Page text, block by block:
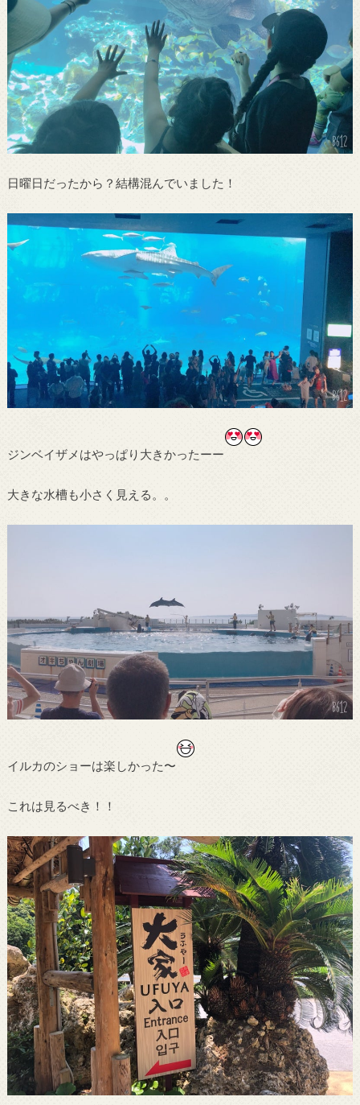
日曜日だったから？結構混んでいました！
ジンベイザメはやっぱり大きかったーー
大きな水槽も小さく見える。。
イルカのショーは楽しかった〜
これは見るべき！！